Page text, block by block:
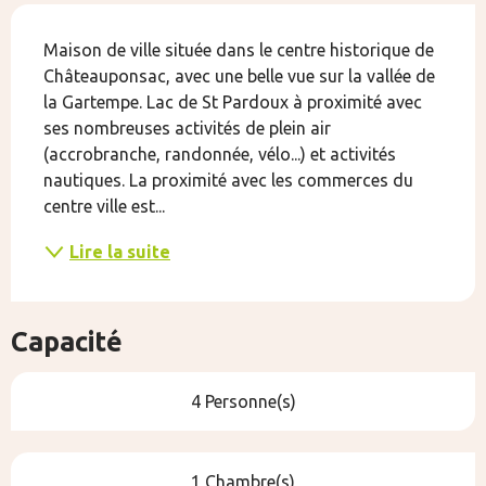
Maison de ville située dans le centre historique de
Châteauponsac, avec une belle vue sur la vallée de
la Gartempe. Lac de St Pardoux à proximité avec
ses nombreuses activités de plein air
(accrobranche, randonnée, vélo...) et activités
nautiques. La proximité avec les commerces du
centre ville est...
Lire la suite
Capacité
4 Personne(s)
1 Chambre(s)